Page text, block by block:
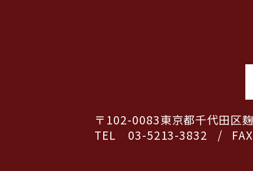
〒102-0083東京都千代田区
TEL 03-5213-3832
/